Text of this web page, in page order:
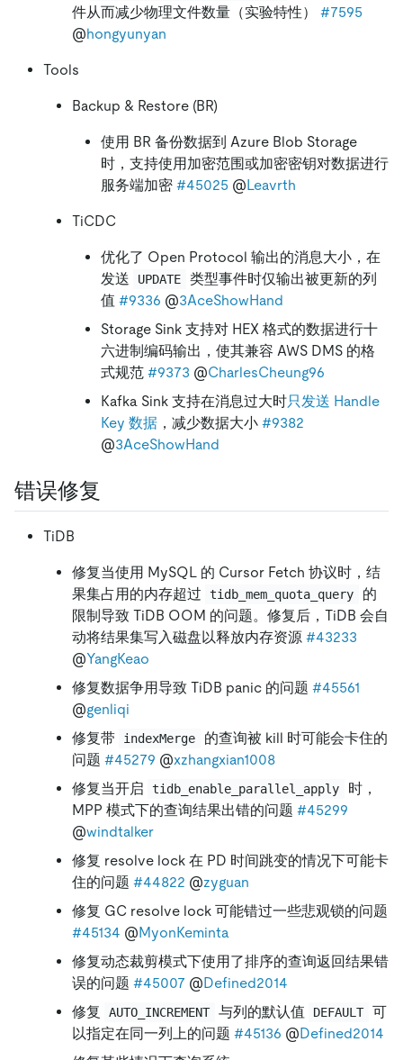
件从而减少物理文件数量（实验特性） #7595
@hongyunyan
Tools
Backup & Restore (BR)
使用 BR 备份数据到 Azure Blob Storage
时，支持使用加密范围或加密密钥对数据进行
服务端加密 #45025 @Leavrth
TiCDC
优化了 Open Protocol 输出的消息大小，在
发送
UPDATE
类型事件时仅输出被更新的列
值 #9336 @3AceShowHand
Storage Sink 支持对 HEX 格式的数据进行十
六进制编码输出，使其兼容 AWS DMS 的格
式规范 #9373 @CharlesCheung96
Kafka Sink 支持在消息过大时只发送 Handle
Key 数据 ，减少数据大小 #9382
@3AceShowHand
错误修复
TiDB
修复当使用 MySQL 的 Cursor Fetch 协议时，结
果集占用的内存超过
tidb_mem_quota_query
的
限制导致 TiDB OOM 的问题。修复后，TiDB 会自
动将结果集写入磁盘以释放内存资源 #43233
@YangKeao
修复数据争用导致 TiDB panic 的问题 #45561
@genliqi
修复带
indexMerge
的查询被 kill 时可能会卡住的
问题 #45279 @xzhangxian1008
修复当开启
tidb_enable_parallel_apply
时，
MPP 模式下的查询结果出错的问题 #45299
@windtalker
修复 resolve lock 在 PD 时间跳变的情况下可能卡
住的问题 #44822 @zyguan
修复 GC resolve lock 可能错过一些悲观锁的问题
#45134 @MyonKeminta
修复动态裁剪模式下使用了排序的查询返回结果错
误的问题 #45007 @Defined2014
修复
AUTO_INCREMENT 与列的默认值 DEFAULT
可
以指定在同一列上的问题 #45136 @Defined2014